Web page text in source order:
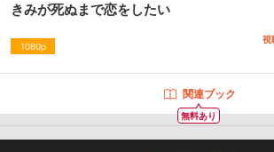
きみが死ぬまで恋をしたい
1080p
視
無料あり
関連ブック